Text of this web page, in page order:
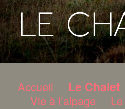
Accueil Le Chalet
Vie à l’alpage